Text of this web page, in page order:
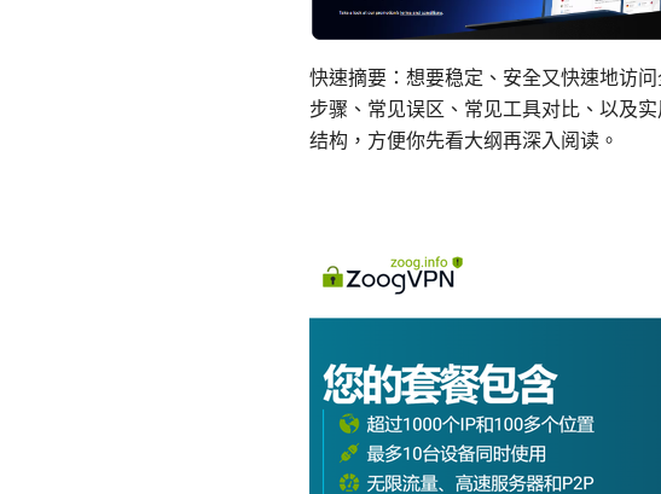
快速摘要：想要稳定、安全又快速地访
步骤、常见误区、常见工具对比、以及
结构，方便你先看大纲再深入阅读。